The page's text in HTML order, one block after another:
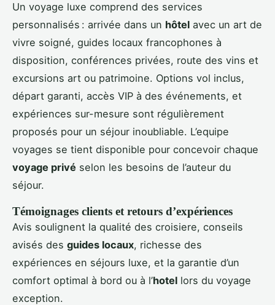
Un voyage luxe comprend des services
personnalisés : arrivée dans un hôtel avec un art de
vivre soigné, guides locaux francophones à
disposition, conférences privées, route des vins et
excursions art ou patrimoine. Options vol inclus,
départ garanti, accès VIP à des événements, et
expériences sur-mesure sont régulièrement
proposés pour un séjour inoubliable. L’equipe
voyages se tient disponible pour concevoir chaque
voyage privé selon les besoins de l’auteur du
séjour.
Témoignages clients et retours d’expériences
Avis soulignent la qualité des croisiere, conseils
avisés des guides locaux, richesse des
expériences en séjours luxe, et la garantie d’un
comfort optimal à bord ou à l’hotel lors du voyage
exception.